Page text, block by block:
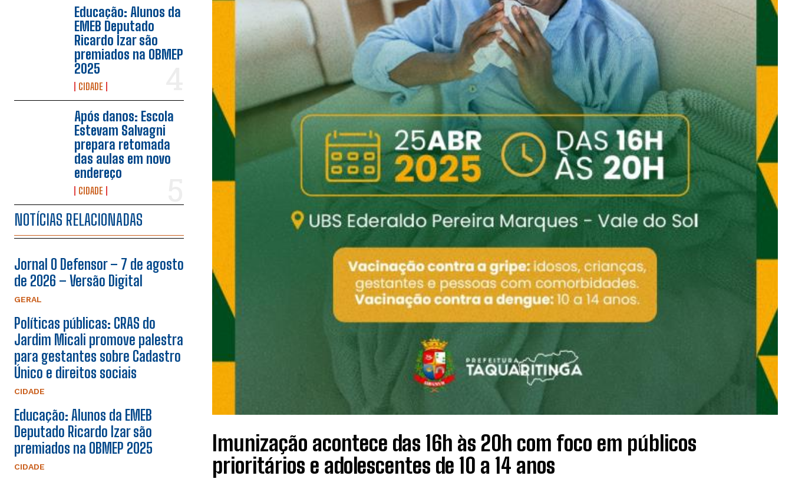
Educação: Alunos da
EMEB Deputado
Ricardo Izar são
premiados na OBMEP
2025
CIDADE
Após danos: Escola
Estevam Salvagni
prepara retomada
das aulas em novo
endereço
CIDADE
NOTÍCIAS RELACIONADAS
Jornal O Defensor – 7 de agosto
de 2026 – Versão Digital
GERAL
Políticas públicas: CRAS do
Jardim Micali promove palestra
para gestantes sobre Cadastro
Único e direitos sociais
CIDADE
Educação: Alunos da EMEB
Deputado Ricardo Izar são
premiados na OBMEP 2025
CIDADE
Imunização acontece das 16h às 20h com foco em públicos
prioritários e adolescentes de 10 a 14 anos